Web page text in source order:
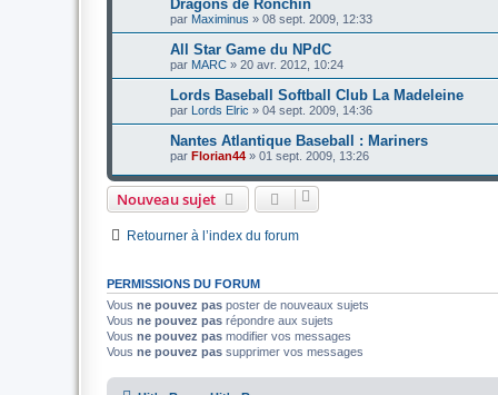
Dragons de Ronchin
par Maximinus » 08 sept. 2009, 12:33
All Star Game du NPdC
par MARC » 20 avr. 2012, 10:24
Lords Baseball Softball Club La Madeleine
par Lords Elric » 04 sept. 2009, 14:36
Nantes Atlantique Baseball : Mariners
par Florian44 » 01 sept. 2009, 13:26
Nouveau sujet
Retourner à l’index du forum
PERMISSIONS DU FORUM
Vous ne pouvez pas poster de nouveaux sujets
Vous ne pouvez pas répondre aux sujets
Vous ne pouvez pas modifier vos messages
Vous ne pouvez pas supprimer vos messages